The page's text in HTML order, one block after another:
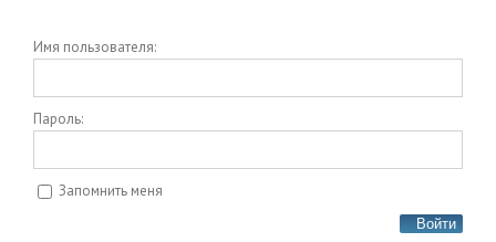
Имя пользователя:
Пароль:
Запомнить меня
Войти